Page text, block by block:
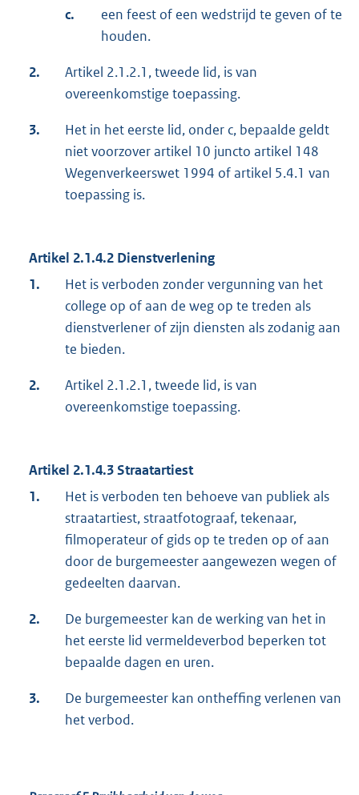
c.
een feest of een wedstrijd te geven of te
houden.
2.
Artikel 2.1.2.1, tweede lid, is van
overeenkomstige toepassing.
3.
Het in het eerste lid, onder c, bepaalde geldt
niet voorzover artikel 10 juncto artikel 148
Wegenverkeerswet 1994 of artikel 5.4.1 van
toepassing is.
Artikel 2.1.4.2 Dienstverlening
1.
Het is verboden zonder vergunning van het
college op of aan de weg op te treden als
dienstverlener of zijn diensten als zodanig aan
te bieden.
2.
Artikel 2.1.2.1, tweede lid, is van
overeenkomstige toepassing.
Artikel 2.1.4.3 Straatartiest
1.
Het is verboden ten behoeve van publiek als
straatartiest, straatfotograaf, tekenaar,
filmoperateur of gids op te treden op of aan
door de burgemeester aangewezen wegen of
gedeelten daarvan.
2.
De burgemeester kan de werking van het in
het eerste lid vermeldeverbod beperken tot
bepaalde dagen en uren.
3.
De burgemeester kan ontheffing verlenen van
het verbod.